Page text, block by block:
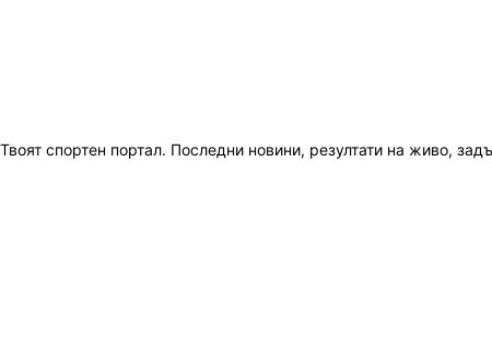
Твоят спортен портал. Последни новини, резултати на живо,